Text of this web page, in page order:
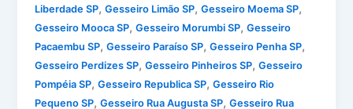
Liberdade SP,Gesseiro Limão SP,Gesseiro Moema SP,
Gesseiro Mooca SP,Gesseiro Morumbi SP,Gesseiro
Pacaembu SP,Gesseiro Paraíso SP,Gesseiro Penha SP,
Gesseiro Perdizes SP,Gesseiro Pinheiros SP,Gesseiro
Pompéia SP,Gesseiro Republica SP,Gesseiro Rio
Pequeno SP,Gesseiro Rua Augusta SP,Gesseiro Rua